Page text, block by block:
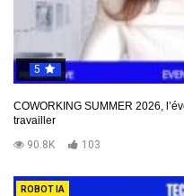
5
COWORKING SUMMER 2026,
travailler
90.8K
103
ROBOT IA